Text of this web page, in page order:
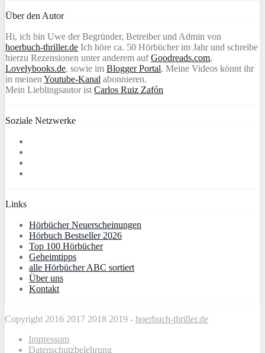
Über den Autor
Hi, ich bin Uwe der Begründer, Betreiber und Admin von
hoerbuch-thriller.de Ich höre ca. 50 Hörbücher im Jahr und schreibe
hierzu Rezensionen unter anderem aufGoodreads.com,
Lovelybooks.de, sowie im Blogger Portal. Meine Videos könnt ihr
in meinen Youtube-Kanal abonnieren.
Mein Lieblingsautor ist Carlos Ruiz Zafón
Soziale Netzwerke
Links
Hörbücher Neuerscheinungen
Hörbuch Bestseller 2026
Top 100 Hörbücher
Geheimtipps
alle Hörbücher ABC sortiert
Über uns
Kontakt
Copyright 2016 2017 2018 2019 - hoerbuch-thriller.de
Impressum
Datenschutzbelehrung